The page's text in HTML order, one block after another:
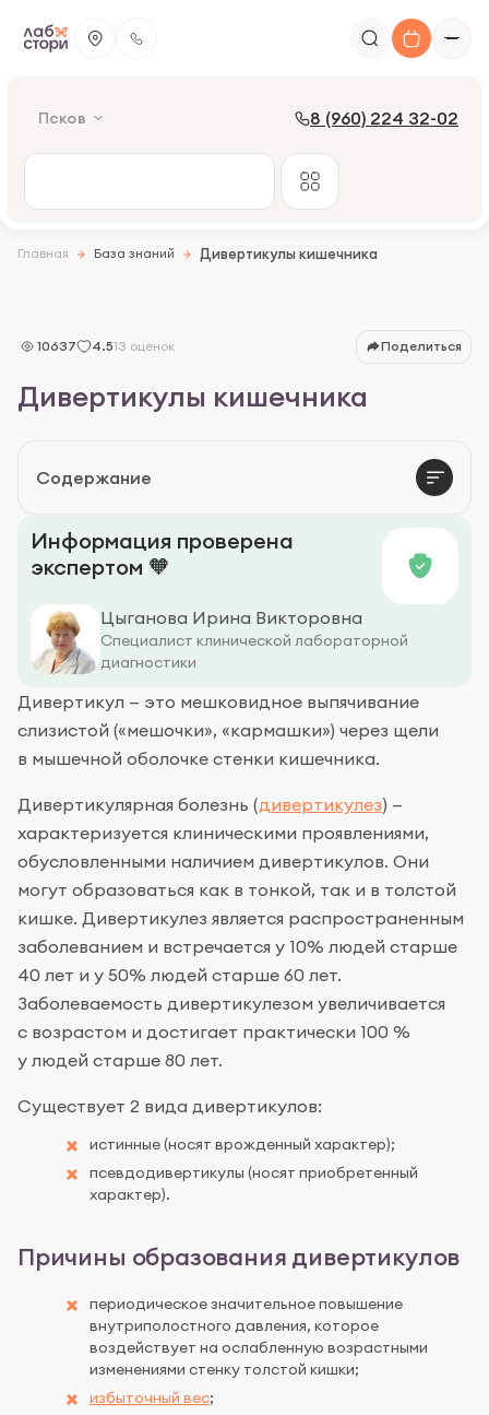
Псков 8 (960) 224 32-02
Главная База знаний Дивертикулы кишечника
10637 4.513 оценок Поделиться
Дивертикулы кишечника
Содержание
Дивертикулы и дивертикулез
Симптомы дивертикул
Дивертикулит: признаки и осложнения
Информация проверена
экспертом 🧡
Цыганова Ирина Викторовна
Специалист клинической лабораторной
диагностики
Дивертикул — это мешковидное выпячивание
слизистой («мешочки», «кармашки») через щели
в мышечной оболочке стенки кишечника.
Дивертикулярная болезнь (дивертикулез) —
характеризуется клиническими проявлениями,
обусловленными наличием дивертикулов. Они
могут образоваться как в тонкой, так и в толстой
кишке. Дивертикулез является распространенным
заболеванием и встречается у 10% людей старше
40 лет и у 50% людей старше 60 лет.
Заболеваемость дивертикулезом увеличивается
с возрастом и достигает практически 100 %
у людей старше 80 лет.
Существует 2 вида дивертикулов:
истинные (носят врожденный характер);
псевдодивертикулы (носят приобретенный
характер).
Причины образования дивертикулов
периодическое значительное повышение
внутриполостного давления, которое
воздействует на ослабленную возрастными
изменениями стенку толстой кишки;
избыточный вес;